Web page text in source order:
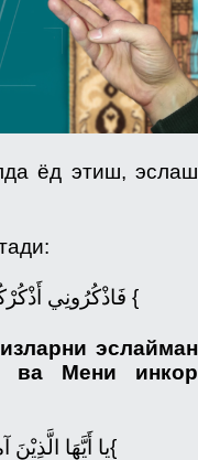
ёд этиш, эслаш
} فَاذْكُرُونِي أَذْكُرْكُمْ وَاشْكُرُوا لِي وَلاَ تَكْفُرُونِ {
эслайман
ва Мени инкор
}يا أَيَّهَا الَّذِيْنَ آمنُوْا اذْكُرُوْا اللهَ ذِكْرًا كَثِيْرًا{